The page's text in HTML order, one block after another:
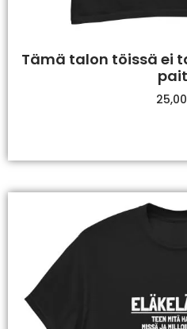
Tämä talon töissä ei
25,00